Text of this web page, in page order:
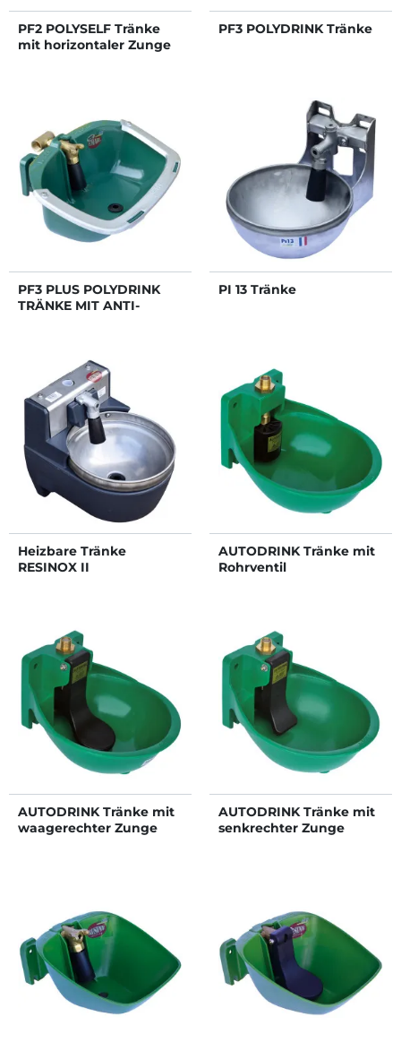
PF2 POLYSELF Tränke
mit horizontaler Zunge
PF3 POLYDRINK Tränke
PF3 PLUS POLYDRINK
TRÄNKE MIT ANTI-
PI 13 Tränke
Heizbare Tränke
RESINOX II
AUTODRINK Tränke mit
Rohrventil
AUTODRINK Tränke mit
waagerechter Zunge
AUTODRINK Tränke mit
senkrechter Zunge